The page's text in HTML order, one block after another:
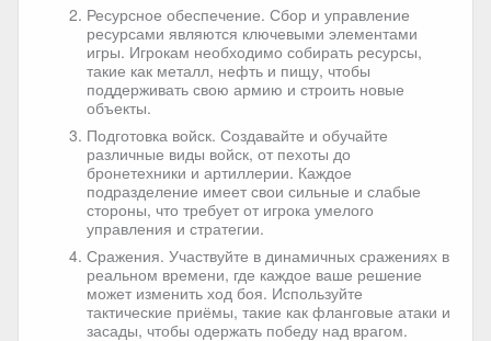
Ресурсное обеспечение. Сбор и управление
ресурсами являются ключевыми элементами
игры. Игрокам необходимо собирать ресурсы,
такие как металл, нефть и пищу, чтобы
поддерживать свою армию и строить новые
объекты.
Подготовка войск. Создавайте и обучайте
различные виды войск, от пехоты до
бронетехники и артиллерии. Каждое
подразделение имеет свои сильные и слабые
стороны, что требует от игрока умелого
управления и стратегии.
Сражения. Участвуйте в динамичных сражениях в
реальном времени, где каждое ваше решение
может изменить ход боя. Используйте
тактические приёмы, такие как фланговые атаки и
засады, чтобы одержать победу над врагом.